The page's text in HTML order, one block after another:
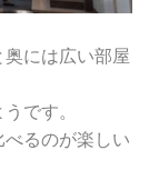
には広い部屋
です。
るのが楽しい